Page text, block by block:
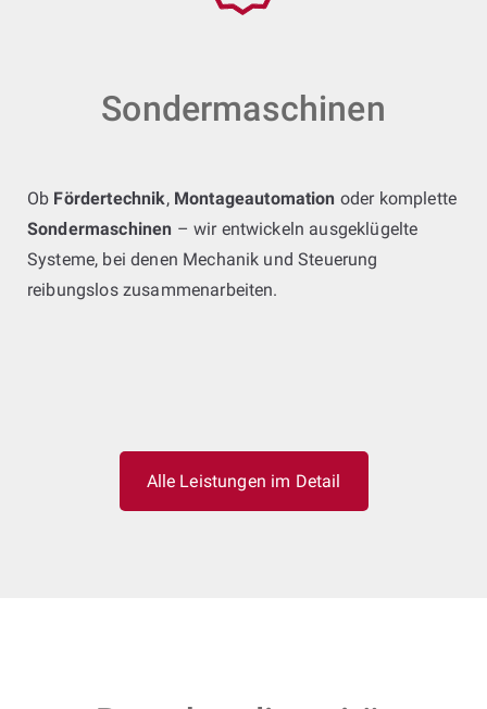
Sondermaschinen
Ob Fördertechnik, Montageautomation oder komplette
Sondermaschinen – wir entwickeln ausgeklügelte
Systeme, bei denen Mechanik und Steuerung
reibungslos zusammenarbeiten.
Alle Leistungen im Detail